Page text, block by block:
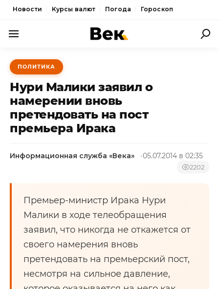
Новости Курсы валют Погода Гороскоп
ПОЛИТИКА
ЭКОНОМИКА
ОБЩЕСТВО
СПОРТ
КУЛЬТУРА
НОВОСТИ
ПОЛИТИКА
Нури Малики заявил о
намерении вновь
претендовать на пост
премьера Ирака
Информационная служба «Века» 05.07.2014 в 02:35
2202
Премьер-министр Ирака Нури
Малики в ходе телеобращения
заявил, что никогда не откажется от
своего намерения вновь
претендовать на премьерский пост,
несмотря на сильное давление,